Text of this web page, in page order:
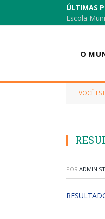
ÚLTIMAS
O
VOCÊ
POR